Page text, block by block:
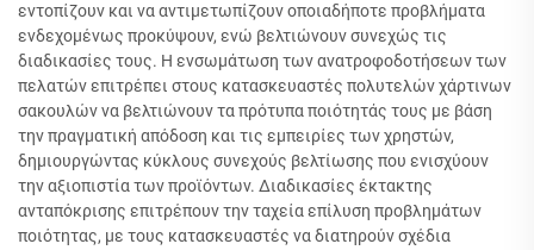
εντοπίζουν και να αντιμετωπίζουν οποιαδήποτε προβλήματα
ενδεχομένως προκύψουν, ενώ βελτιώνουν συνεχώς τις
διαδικασίες τους. Η ενσωμάτωση των ανατροφοδοτήσεων των
πελατών επιτρέπει στους κατασκευαστές πολυτελών χάρτινων
σακουλών να βελτιώνουν τα πρότυπα ποιότητάς τους με βάση
την πραγματική απόδοση και τις εμπειρίες των χρηστών,
δημιουργώντας κύκλους συνεχούς βελτίωσης που ενισχύουν
την αξιοπιστία των προϊόντων. Διαδικασίες έκτακτης
ανταπόκρισης επιτρέπουν την ταχεία επίλυση προβλημάτων
ποιότητας, με τους κατασκευαστές να διατηρούν σχέδια